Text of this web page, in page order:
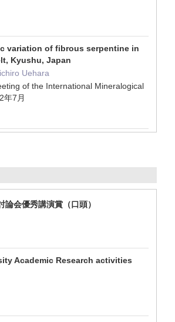
variation of fibrous serpentine in
Kyushu, Japan
Uehara
of the International Mineralogical
年7月
論会優秀講演賞（口頭）
Academic Research activities